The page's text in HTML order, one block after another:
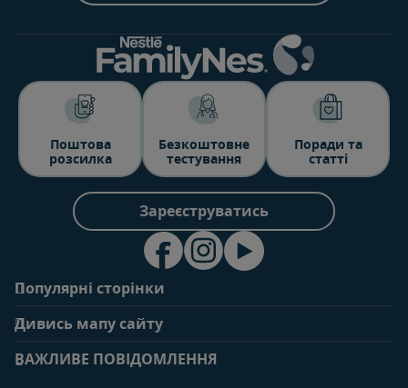
Поштова
розсилка
Безкоштовне
тестування
Поради та
статті
Зареєструватись
Популярні сторінки
Поширені запитання
Особистий кабінет
Дивись мапу сайту
Статті
Статті
ВАЖЛИВЕ ПОВІДОМЛЕННЯ